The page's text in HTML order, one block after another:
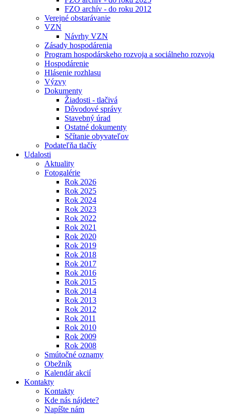
FZO archív - do roku 2012
Verejné obstarávanie
VZN
Návrhy VZN
Zásady hospodárenia
Program hospodárskeho rozvoja a sociálneho rozvoja
Hospodárenie
Hlásenie rozhlasu
Výzvy
Dokumenty
Žiadosti - tlačivá
Dôvodové správy
Stavebný úrad
Ostatné dokumenty
Sčítanie obyvateľov
Podateľňa tlačív
Udalosti
Aktuality
Fotogalérie
Rok 2026
Rok 2025
Rok 2024
Rok 2023
Rok 2022
Rok 2021
Rok 2020
Rok 2019
Rok 2018
Rok 2017
Rok 2016
Rok 2015
Rok 2014
Rok 2013
Rok 2012
Rok 2011
Rok 2010
Rok 2009
Rok 2008
Smútočné oznamy
Obežník
Kalendár akcií
Kontakty
Kontakty
Kde nás nájdete?
Napíšte nám